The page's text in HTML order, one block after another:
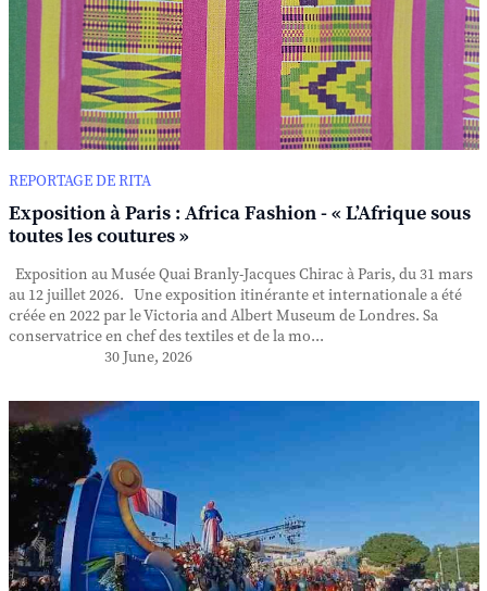
REPORTAGE DE RITA
Exposition à Paris : Africa Fashion - « L’Afrique sous
toutes les coutures »
Exposition au Musée Quai Branly-Jacques Chirac à Paris, du 31 mars
au 12 juillet 2026. Une exposition itinérante et internationale a été
créée en 2022 par le Victoria and Albert Museum de Londres. Sa
conservatrice en chef des textiles et de la mo...
30 June, 2026